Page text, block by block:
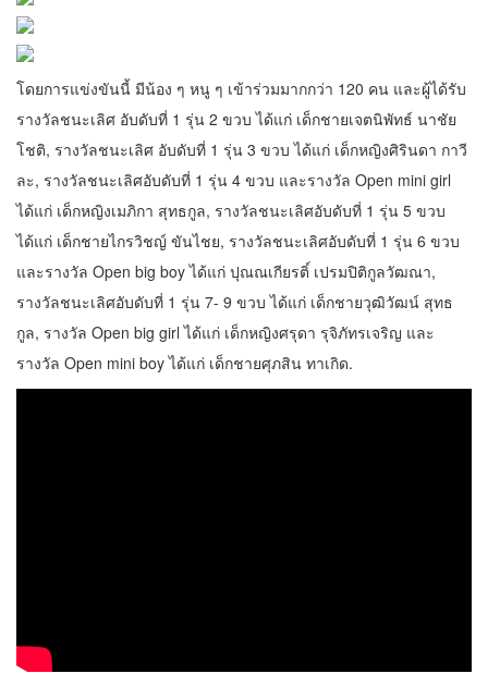
โดยการแข่งขันนี้ มีน้อง ๆ หนู ๆ เข้าร่วมมากกว่า 120 คน และผู้ได้รับ
รางวัลชนะเลิศ อับดับที่ 1 รุ่น 2 ขวบ ได้แก่ เด็กชายเจตนิพัทธ์ นาชัย
โชติ, รางวัลชนะเลิศ อับดับที่ 1 รุ่น 3 ขวบ ได้แก่ เด็กหญิงศิรินดา กาวี
ละ, รางวัลชนะเลิศอับดับที่ 1 รุ่น 4 ขวบ และรางวัล Open mini girl
ได้แก่ เด็กหญิงเมภิกา สุทธกูล, รางวัลชนะเลิศอับดับที่ 1 รุ่น 5 ขวบ
ได้แก่ เด็กชายไกรวิชญ์ ขันไชย, รางวัลชนะเลิศอับดับที่ 1 รุ่น 6 ขวบ
และรางวัล Open big boy ได้แก่ ปุณณเกียรติ์ เปรมปิติกูลวัฒณา,
รางวัลชนะเลิศอับดับที่ 1 รุ่น 7- 9 ขวบ ได้แก่ เด็กชายวุฒิวัฒน์ สุทธ
กูล, รางวัล Open big girl ได้แก่ เด็กหญิงศรุดา รุจิภัทรเจริญ และ
รางวัล Open mini boy ได้แก่ เด็กชายศุภสิน ทาเกิด.